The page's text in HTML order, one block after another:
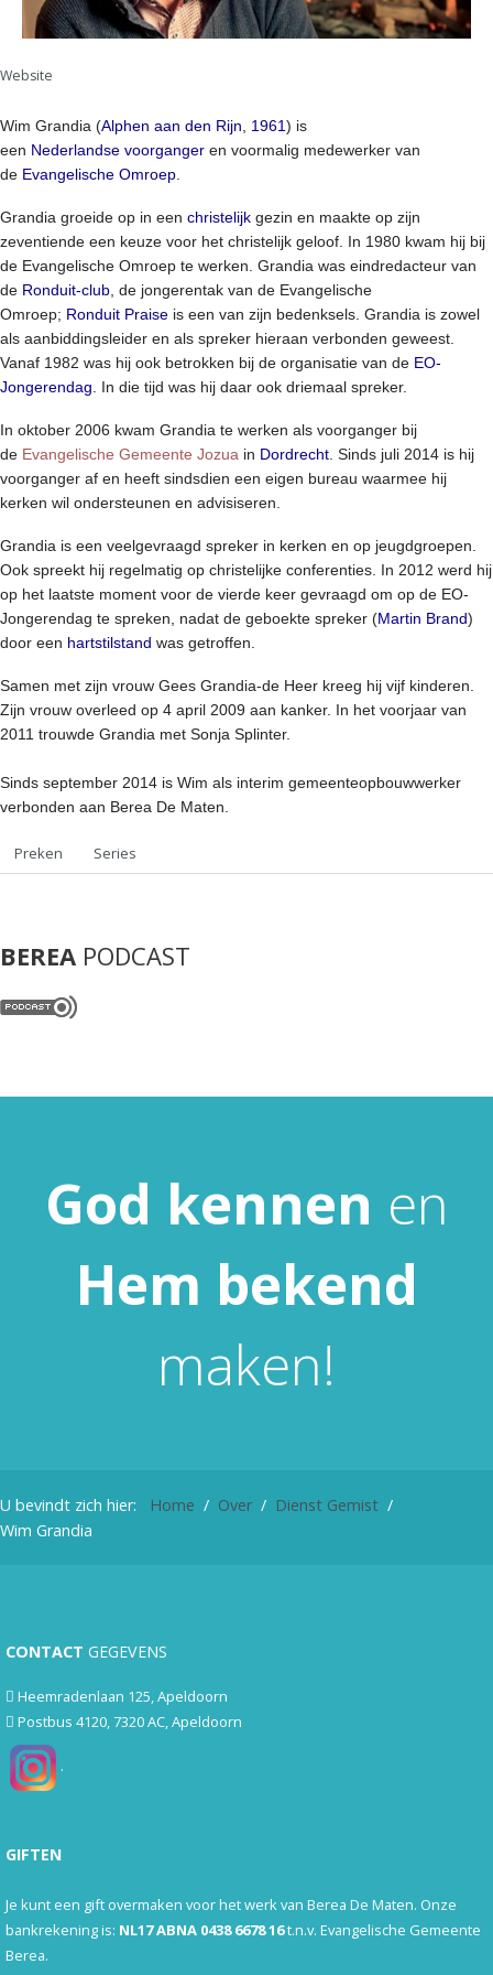
Website
Wim Grandia (Alphen aan den Rijn, 1961) is
een Nederlandse voorganger en voormalig medewerker van
de Evangelische Omroep.
Grandia groeide op in een christelijk gezin en maakte op zijn
zeventiende een keuze voor het christelijk geloof. In 1980 kwam hij bij
de Evangelische Omroep te werken. Grandia was eindredacteur van
de Ronduit-club, de jongerentak van de Evangelische
Omroep; Ronduit Praise is een van zijn bedenksels. Grandia is zowel
als aanbiddingsleider en als spreker hieraan verbonden geweest.
Vanaf 1982 was hij ook betrokken bij de organisatie van de EO-
Jongerendag. In die tijd was hij daar ook driemaal spreker.
In oktober 2006 kwam Grandia te werken als voorganger bij
de Evangelische Gemeente Jozua in Dordrecht. Sinds juli 2014 is hij
voorganger af en heeft sindsdien een eigen bureau waarmee hij
kerken wil ondersteunen en advisiseren.
Grandia is een veelgevraagd spreker in kerken en op jeugdgroepen.
Ook spreekt hij regelmatig op christelijke conferenties. In 2012 werd hij
op het laatste moment voor de vierde keer gevraagd om op de EO-
Jongerendag te spreken, nadat de geboekte spreker (Martin Brand)
door een hartstilstand was getroffen.
Samen met zijn vrouw Gees Grandia-de Heer kreeg hij vijf kinderen.
Zijn vrouw overleed op 4 april 2009 aan kanker. In het voorjaar van
2011 trouwde Grandia met Sonja Splinter.
Sinds september 2014 is Wim als interim gemeenteopbouwwerker
verbonden aan Berea De Maten.
Preken Series
BEREA PODCAST
God kennen en
Hem bekend
maken!
U bevindt zich hier: Home Over
Dienst Gemist
Wim Grandia
CONTACT GEGEVENS
Heemradenlaan 125, Apeldoorn
Postbus 4120, 7320 AC, Apeldoorn
.
GIFTEN
Je kunt een gift overmaken voor het werk van Berea De Maten. Onze
bankrekening is: NL17 ABNA 0438 6678 16t.n.v. Evangelische Gemeente
Berea.